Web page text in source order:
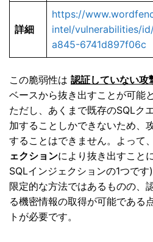
詳細
https://
intel/vulnerabilities/
a845-6741d897f06c
この脆弱性は 認証していない攻
ベースから抜き出すことが可能
ただし、あくまで既存のSQLク
加することしかできないため、
することはできません。よって、
ェクションにより抜き出すこと
SQLインジェクションの1つです)
限定的な方法ではあるものの、
る機密情報の取得が可能である
トが必要です。